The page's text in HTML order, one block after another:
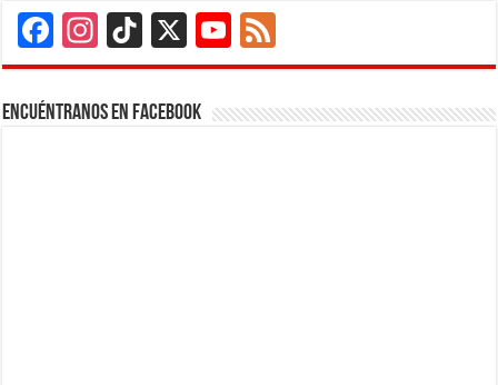
Facebook
Instagram
TikTok
X
YouTube
Channel
Encuéntranos en Facebook